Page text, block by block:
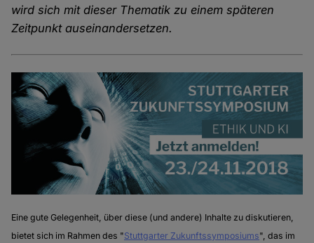
wird sich mit dieser Thematik zu einem späteren
Zeitpunkt auseinandersetzen.
Eine gute Gelegenheit, über diese (und andere) Inhalte zu diskutieren,
bietet sich im Rahmen des "Stuttgarter Zukunftssymposiums", das im